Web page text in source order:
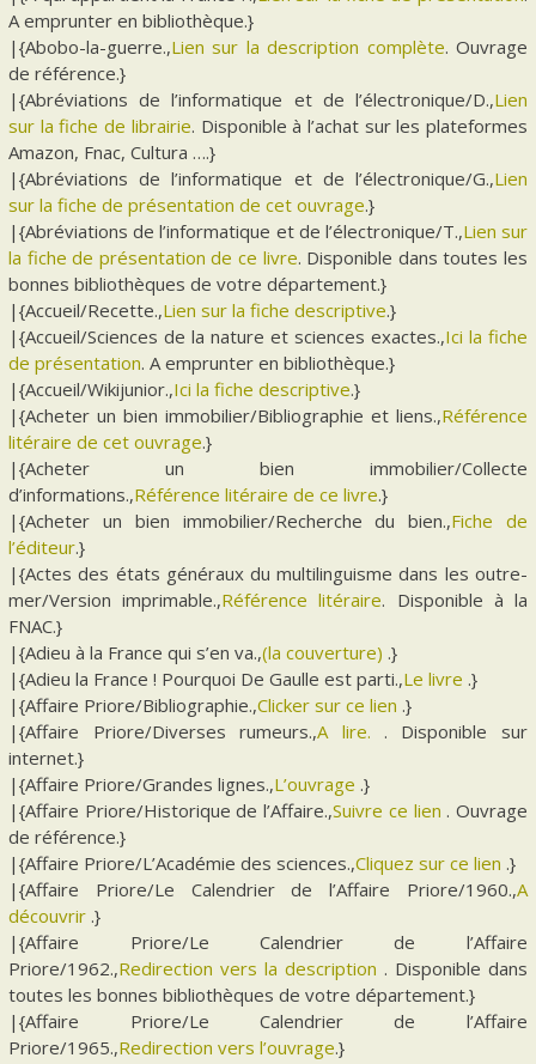
A emprunter en bibliothèque.}
|{Abobo-la-guerre.,Lien sur la description complète. Ouvrage
de référence.}
|{Abréviations de l’informatique et de l’électronique/D.,Lien
sur la fiche de librairie. Disponible à l’achat sur les plateformes
Amazon, Fnac, Cultura ….}
|{Abréviations de l’informatique et de l’électronique/G.,Lien
sur la fiche de présentation de cet ouvrage.}
|{Abréviations de l’informatique et de l’électronique/T.,Lien sur
la fiche de présentation de ce livre. Disponible dans toutes les
bonnes bibliothèques de votre département.}
|{Accueil/Recette.,Lien sur la fiche descriptive.}
|{Accueil/Sciences de la nature et sciences exactes.,Ici la fiche
de présentation. A emprunter en bibliothèque.}
|{Accueil/Wikijunior.,Ici la fiche descriptive.}
|{Acheter un bien immobilier/Bibliographie et liens.,Référence
litéraire de cet ouvrage.}
|{Acheter un bien immobilier/Collecte
d’informations.,Référence litéraire de ce livre.}
|{Acheter un bien immobilier/Recherche du bien.,Fiche de
l’éditeur.}
|{Actes des états généraux du multilinguisme dans les outre-
mer/Version imprimable.,Référence litéraire. Disponible à la
FNAC.}
|{Adieu à la France qui s’en va.,(la couverture) .}
|{Adieu la France ! Pourquoi De Gaulle est parti.,Le livre .}
|{Affaire Priore/Bibliographie.,Clicker sur ce lien .}
|{Affaire Priore/Diverses rumeurs.,A lire. . Disponible sur
internet.}
|{Affaire Priore/Grandes lignes.,L’ouvrage .}
|{Affaire Priore/Historique de l’Affaire.,Suivre ce lien . Ouvrage
de référence.}
|{Affaire Priore/L’Académie des sciences.,Cliquez sur ce lien .}
|{Affaire Priore/Le Calendrier de l’Affaire Priore/1960.,A
découvrir .}
|{Affaire Priore/Le Calendrier de l’Affaire
Priore/1962.,Redirection vers la description . Disponible dans
toutes les bonnes bibliothèques de votre département.}
|{Affaire Priore/Le Calendrier de l’Affaire
Priore/1965.,Redirection vers l’ouvrage.}